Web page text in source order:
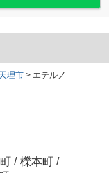
天理市 > エテルノ
/ 櫟本町 /